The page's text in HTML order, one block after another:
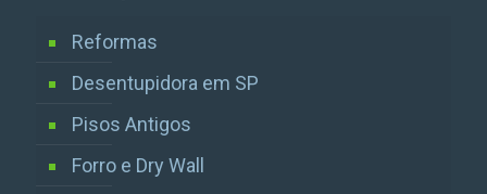
Reformas
Desentupidora em SP
Pisos Antigos
Forro e Dry Wall